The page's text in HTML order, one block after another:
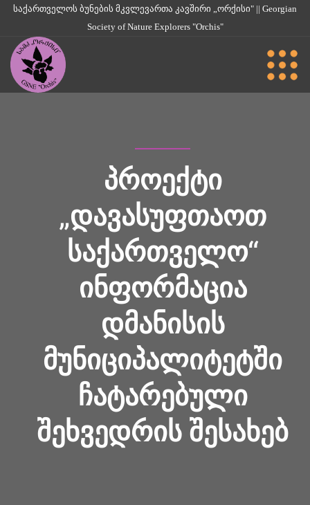
საქართველოს ბუნების მკვლევართა კავშირი „ორქისი" || Georgian
Society of Nature Explorers "Orchis"
ᲞᲠᲝᲔᲥᲢᲘ
„ᲓᲐᲕᲐᲡᲣᲤᲗᲐᲝᲗ
ᲡᲐᲥᲐᲠᲗᲕᲔᲚᲝ“
ᲘᲜᲤᲝᲠᲛᲐᲪᲘᲐ
ᲓᲛᲐᲜᲘᲡᲘᲡ
ᲛᲣᲜᲘᲪᲘᲞᲐᲚᲘᲢᲔᲢᲨᲘ
ᲩᲐᲢᲐᲠᲔᲑᲣᲚᲘ
ᲨᲔᲮᲕᲔᲓᲠᲘᲡ ᲨᲔᲡᲐᲮᲔᲑ